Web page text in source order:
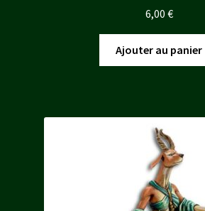
6,00 €
Ajouter au panier